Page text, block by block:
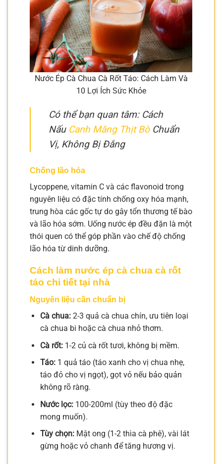
Nước Ép Cà Chua Cà Rốt Táo: Cách Làm Và
10 Lợi Ích Sức Khỏe
Có thể bạn quan tâm: Cách
Nấu Canh Măng Thịt BòChuẩn
Vị, Không Bị Đắng
Chống lão hóa
Lycoppene, vitamin C và các flavonoid trong
nguyên liệu có đặc tính chống oxy hóa mạnh,
trung hòa các gốc tự do gây tổn thương tế bào
và lão hóa sớm. Uống nước ép đều đặn là một
thói quen có thể góp phần vào chế độ chống
lão hóa từ dinh dưỡng.
Cách làm nước ép cà chua cà rốt
táo chi tiết tại nhà
Nguyên liệu cần chuẩn bị
Cà chua:2-3 quả cà chua chín, ưu tiên loại
cà chua bi hoặc cà chua nhỏ thơm.
Cà rốt:1-2 củ cà rốt tươi, không bị mềm.
Táo:1 quả táo (táo xanh cho vị chua nhẹ,
táo đỏ cho vị ngọt), gọt vỏ nếu bảo quản
không rõ ràng.
Nước lọc:100-200ml (tùy theo độ đặc
mong muốn).
Tùy chọn:Mật ong (1-2 thìa cà phê), vài lát
gừng hoặc vỏ chanh để tăng hương vị.